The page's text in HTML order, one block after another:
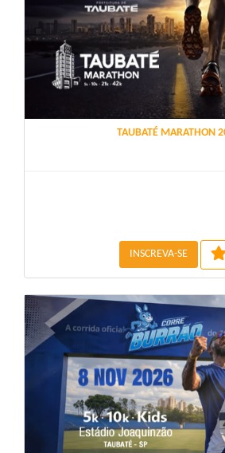
TAUBATÉ MARATHON
INSCREVA-SE